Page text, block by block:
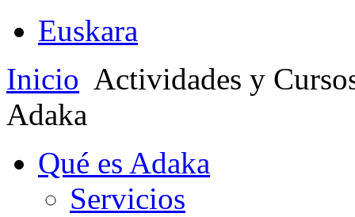
Euskara
Inicio Actividades y
Adaka
Qué es Adaka
Servicios